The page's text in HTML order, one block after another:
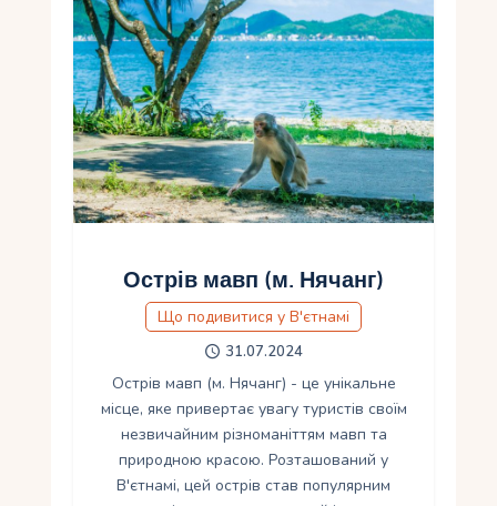
Острів мавп (м. Нячанг)
Що подивитися у В'єтнамі
31.07.2024
Острів мавп (м. Нячанг) - це унікальне
місце, яке привертає увагу туристів своїм
незвичайним різноманіттям мавп та
природною красою. Розташований у
В'єтнамі, цей острів став популярним